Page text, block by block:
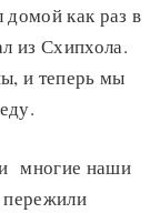
как раз в
из Схипхола.
и теперь мы
многие наши
пережили